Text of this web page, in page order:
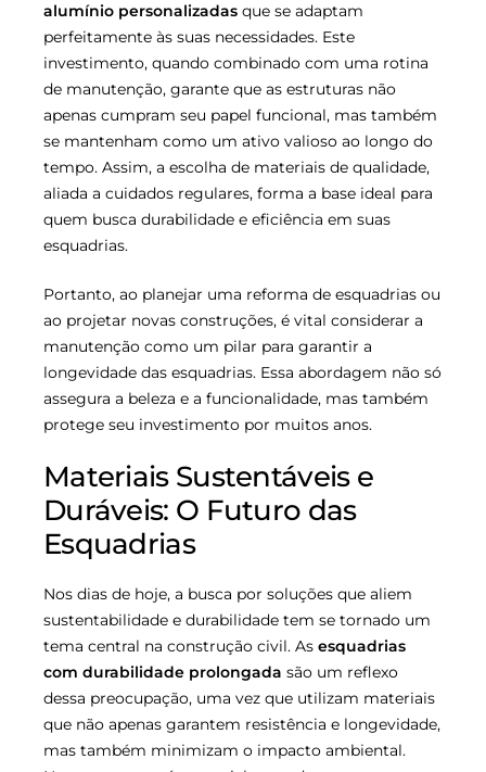
alumínio personalizadas que se adaptam
perfeitamente às suas necessidades. Este
investimento, quando combinado com uma rotina
de manutenção, garante que as estruturas não
apenas cumpram seu papel funcional, mas também
se mantenham como um ativo valioso ao longo do
tempo. Assim, a escolha de materiais de qualidade,
aliada a cuidados regulares, forma a base ideal para
quem busca durabilidade e eficiência em suas
esquadrias.
Portanto, ao planejar uma reforma de esquadrias ou
ao projetar novas construções, é vital considerar a
manutenção como um pilar para garantir a
longevidade das esquadrias. Essa abordagem não só
assegura a beleza e a funcionalidade, mas também
protege seu investimento por muitos anos.
Materiais Sustentáveis e
Duráveis: O Futuro das
Esquadrias
Nos dias de hoje, a busca por soluções que aliem
sustentabilidade e durabilidade tem se tornado um
tema central na construção civil. As esquadrias
com durabilidade prolongada são um reflexo
dessa preocupação, uma vez que utilizam materiais
que não apenas garantem resistência e longevidade,
mas também minimizam o impacto ambiental.